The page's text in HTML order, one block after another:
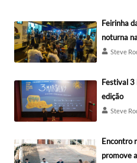
Feirinha
noturna
Steve
Festival 3
edição
Steve
Encontro
promove